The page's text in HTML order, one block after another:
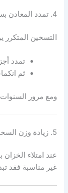
4. تمدد المعادن بسبب الحرارة
التسخين المتكرر
تمدد
ثم
ومع مرور
5. زيادة وزن السخان
عند امتلاء الخزان
غير مناسبة فقد